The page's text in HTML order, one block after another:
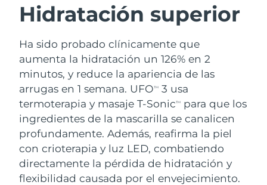
Hidratación superior
Ha sido probado clínicamente que
aumenta la hidratación un 126% en 2
minutos, y reduce la apariencia de las
arrugas en 1 semana. UFOTM
3 usa
termoterapia y masaje T-SonicTM
para que los
ingredientes de la mascarilla se canalicen
profundamente. Además, reafirma la piel
con crioterapia y luz LED, combatiendo
directamente la pérdida de hidratación y
flexibilidad causada por el envejecimiento.